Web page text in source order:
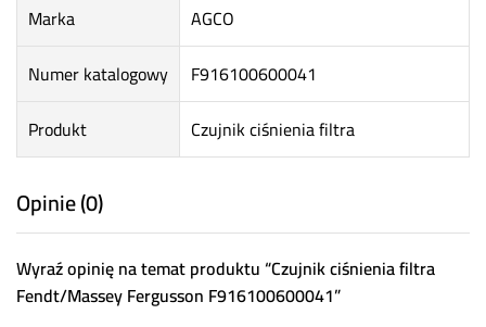
Marka
AGCO
Numer katalogowy
F916100600041
Produkt
Czujnik ciśnienia filtra
Opinie (0)
Wyraź opinię na temat produktu “Czujnik ciśnienia filtra
Fendt/Massey Fergusson F916100600041”